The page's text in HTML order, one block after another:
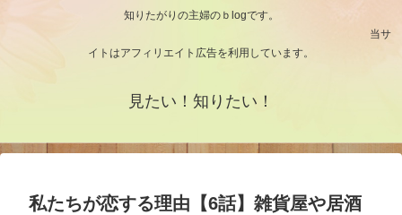
知りたがりの主婦のｂlogです。
当サ
イトはアフィリエイト広告を利用しています。
見たい！知りたい！
私たちが恋する理由【6話】雑貨屋や居酒